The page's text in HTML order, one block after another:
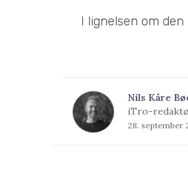
I lignelsen om
Nils Kåre
iTro-
28. september